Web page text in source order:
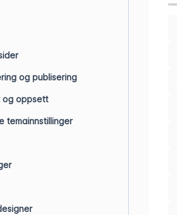
og publisering
og oppsett
temainnstillinger